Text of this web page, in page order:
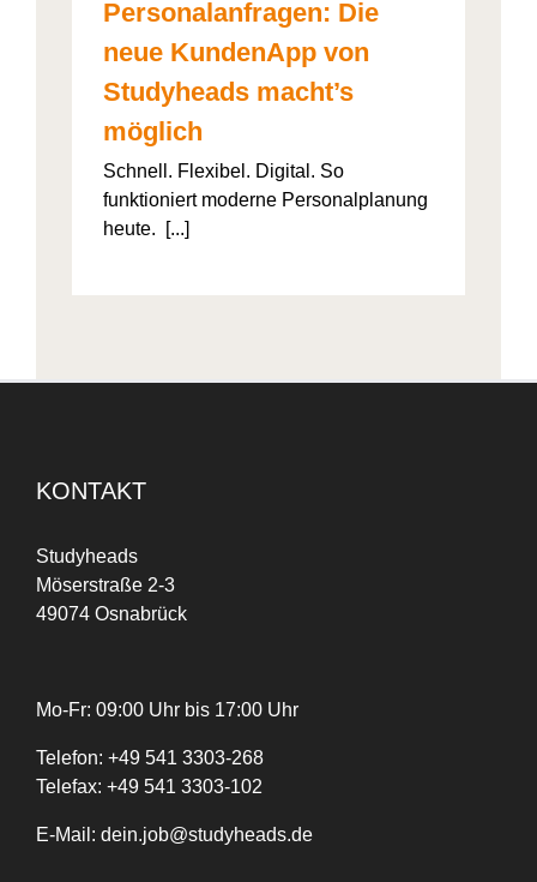
Personalanfragen: Die
neue KundenApp von
Studyheads macht’s
möglich
Schnell. Flexibel. Digital. So
funktioniert moderne Personalplanung
heute. [...]
KONTAKT
Studyheads
Möserstraße 2-3
49074 Osnabrück
Mo-Fr: 09:00 Uhr bis 17:00 Uhr
Telefon: +49 541 3303-268
Telefax: +49 541 3303-102
E-Mail: dein.job@studyheads.de